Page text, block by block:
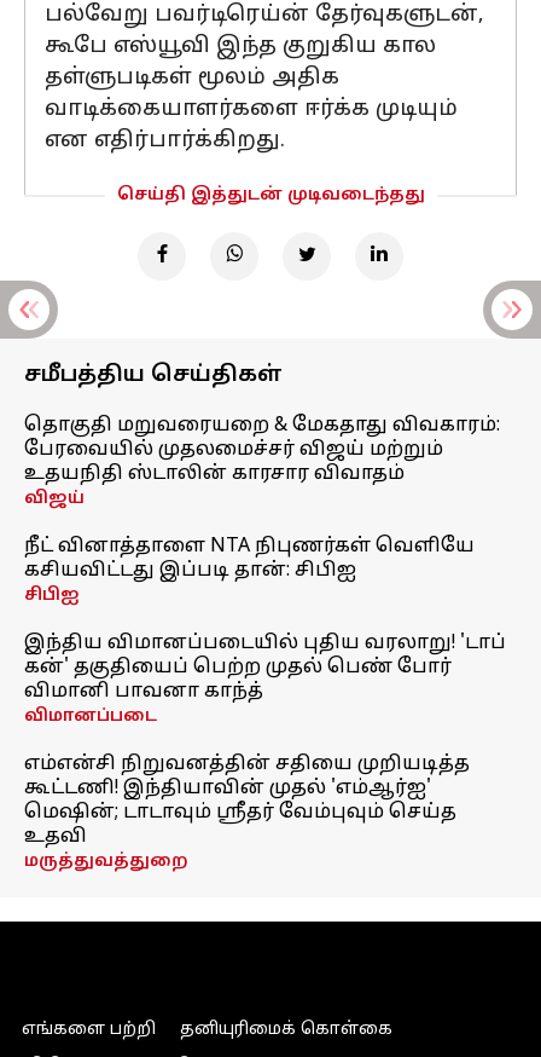
பல்வேறு பவர்டிரெய்ன் தேர்வுகளுடன்,
கூபே எஸ்யூவி இந்த குறுகிய கால
தள்ளுபடிகள் மூலம் அதிக
வாடிக்கையாளர்களை ஈர்க்க முடியும்
என எதிர்பார்க்கிறது.
செய்தி இத்துடன் முடிவடைந்தது
சமீபத்திய செய்திகள்
தொகுதி மறுவரையறை & மேகதாது விவகாரம்:
பேரவையில் முதலமைச்சர் விஜய் மற்றும்
உதயநிதி ஸ்டாலின் காரசார விவாதம்
விஜய்
நீட் வினாத்தாளை NTA நிபுணர்கள் வெளியே
கசியவிட்டது இப்படி தான்: சிபிஐ
சிபிஐ
இந்திய விமானப்படையில் புதிய வரலாறு! 'டாப்
கன்' தகுதியைப் பெற்ற முதல் பெண் போர்
விமானி பாவனா காந்த்
விமானப்படை
எம்என்சி நிறுவனத்தின் சதியை முறியடித்த
கூட்டணி! இந்தியாவின் முதல் 'எம்ஆர்ஐ'
மெஷின்; டாடாவும் ஸ்ரீதர் வேம்புவும் செய்த
உதவி
மருத்துவத்துறை
எங்களை பற்றி
தனியுரிமைக் கொள்கை